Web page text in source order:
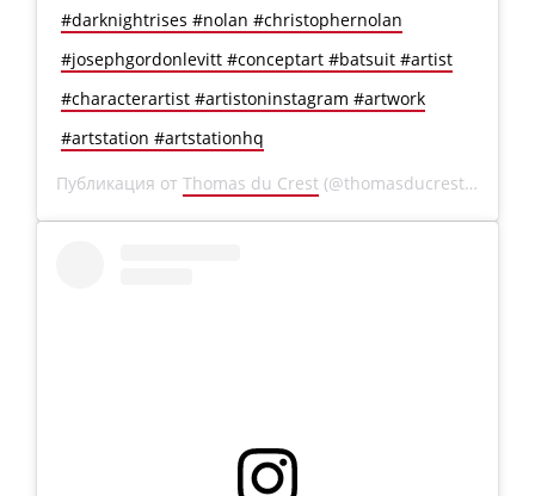
#darknightrises #nolan #christophernolan
#josephgordonlevitt #conceptart #batsuit #artist
#characterartist #artistoninstagram #artwork
#artstation #artstationhq
Публикация от Thomas du Crest (@thomasducrest) 29 Окт